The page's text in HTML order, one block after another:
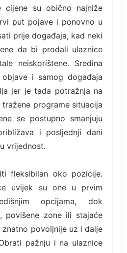
cijene su obično najniže
put pojave i ponovno u
prije događaja, kad neki
da bi prodali ulaznice
neiskorištene. Sredina
i samog događaja
jer je tada potražnja na
tražene programe situacija
se postupno smanjuju
i posljednji dani
vrijednost.
fleksibilan oko pozicije.
uvijek su one u prvim
opcijama, dok
povišene zone ili stajaće
povoljnije uz i dalje
pažnju i na ulaznice